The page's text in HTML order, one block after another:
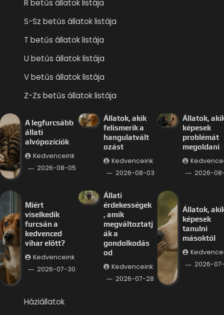
R betűs állatok listája
S-Sz betűs állatok listája
T betűs állatok listája
U betűs állatok listája
V betűs állatok listája
Z-Zs betűs állatok listája
A legfurcsább
állati
alvópozíciók
Kedvenceink
2026-08-05
Állatok, akik
felismerik a
hangulatvált
ozást
Kedvenceink
2026-08-03
Állatok,
képesek
problémát
megoldani
2026-
Miért
viselkedik
furcsán a
kedvenced
vihar előtt?
Kedvenceink
2026-07-30
Állati
érdekességek
, amik
megváltoztatj
ák a
gondolkodás
od
Kedvenceink
2026-07-28
Állatok,
képesek
tanulni
másoktól
2026-
Háziállatok